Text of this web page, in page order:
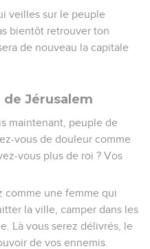
veilles sur le peuple
bientôt retrouver ton
de nouveau la capitale
Jérusalem
maintenant, peuple de
vous de douleur comme
vous plus de roi ? Vos
comme une femme qui
la ville, camper dans les
Là vous serez délivrés, le
de vos ennemis.